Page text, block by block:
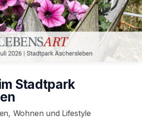
Stadtpark
Wohnen und Lifestyle